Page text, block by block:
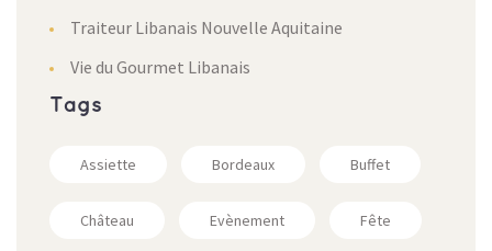
Traiteur Libanais Nouvelle Aquitaine
Vie du Gourmet Libanais
Tags
Assiette Bordeaux Buffet
Château Evènement Fête